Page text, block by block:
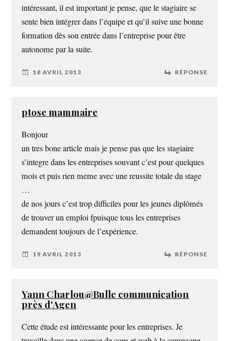
intéressant, il est important je pense, que le stagiaire se
sente bien intégrer dans l’équipe et qu’il suive une bonne
formation dès son entrée dans l’entreprise pour être
autonome par la suite.
18 AVRIL 2013 RÉPONSE
ptose mammaire
Bonjour
un tres bone article mais je pense pas que les stagiaire
s’integre dans les entreprises souvant c’est pour quelques
mois et puis rien meme avec une reussite totale du stage
…
de nos jours c’est trop difficiles pour les jeunes diplômés
de trouver un emploi fpuisque tous les entreprises
demandent toujours de l’expérience.
19 AVRIL 2013 RÉPONSE
Yann Charlou@Bulle communication
près d'Agen
Cette étude est intéressante pour les entreprises. Je